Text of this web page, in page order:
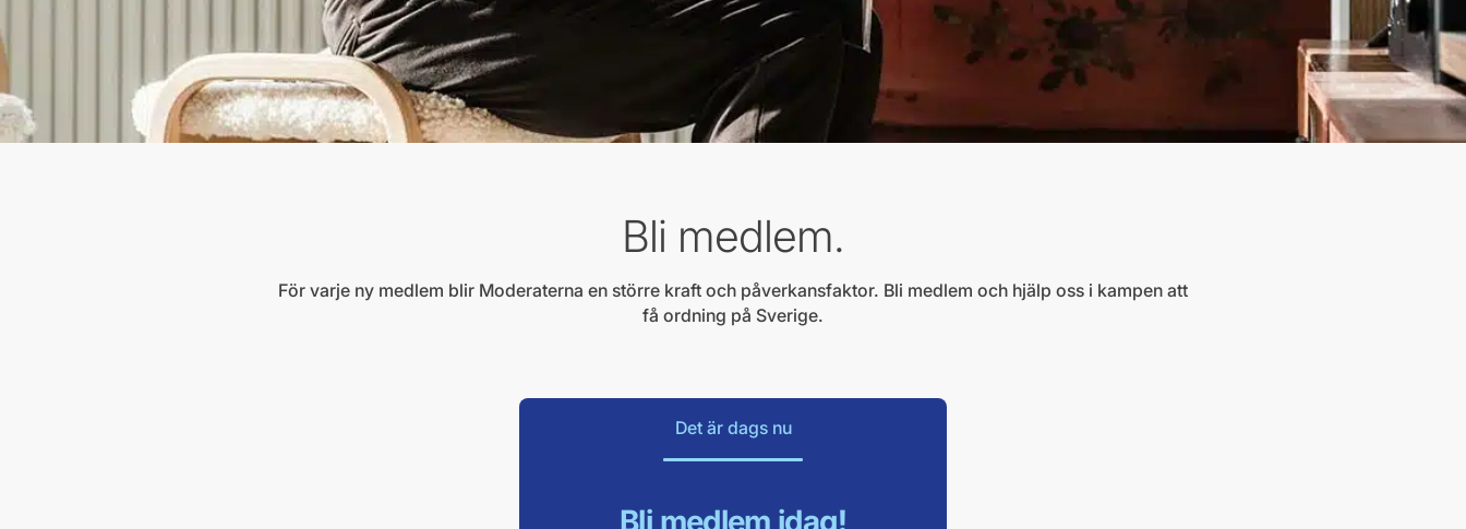
Bli medlem.
För varje ny medlem blir Moderaterna en större kraft och påverkansfaktor. Bli medlem och hjälp oss i kampen att
få ordning på Sverige.
Det är dags nu
Bli medlem idag!